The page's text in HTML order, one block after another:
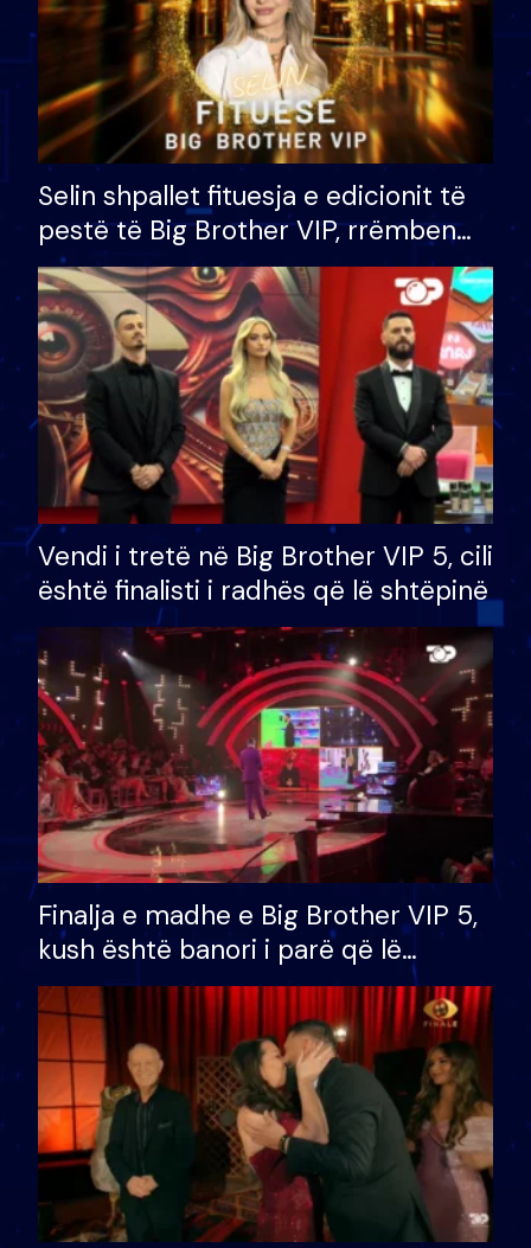
Selin shpallet fituesja e edicionit të
pestë të Big Brother VIP, rrëmben
çmimin e madh prej 100 mijë eurosh
Vendi i tretë në Big Brother VIP 5, cili
është finalisti i radhës që lë shtëpinë
Finalja e madhe e Big Brother VIP 5,
kush është banori i parë që lë
shtëpinë dhe humb mundësinë për
të fituar çmimin e madh